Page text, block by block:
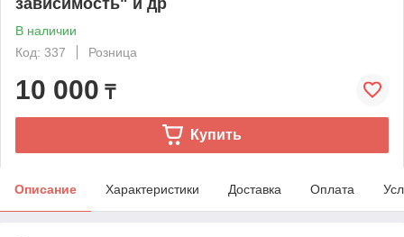
В наличии
Код: 337
Розница
10 000 ₸
Купить
Описание Характеристики Доставка Оплата